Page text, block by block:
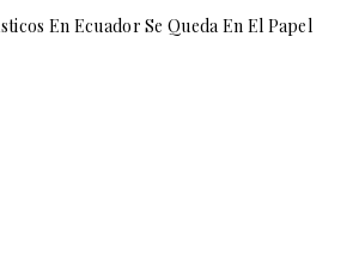
En Ecuador Se Queda En El Papel